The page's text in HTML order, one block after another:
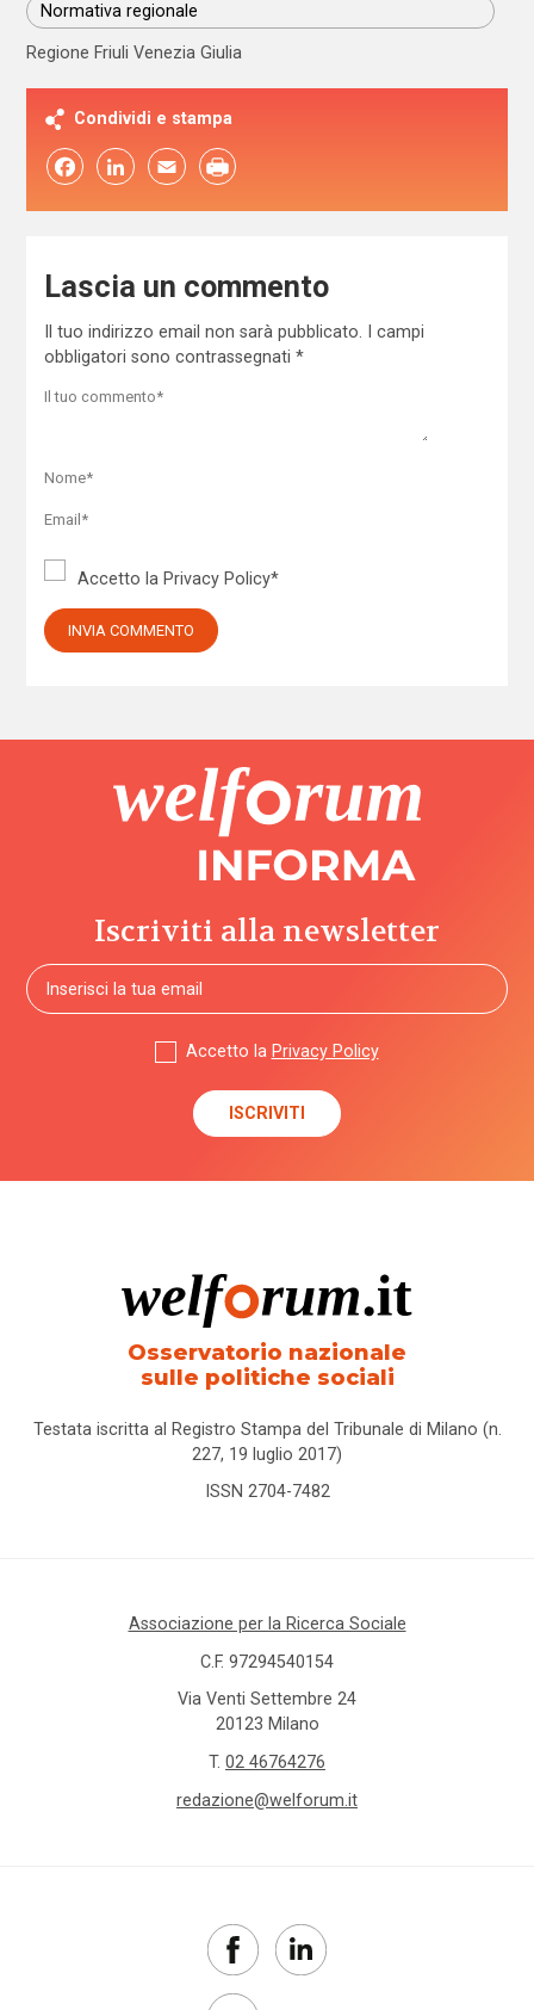
Normativa regionale
Regione Friuli Venezia Giulia
Condividi e stampa
FacebookLinkedIn Email
Lascia un commento
Il tuo indirizzo email non sarà pubblicato.
I campi
obbligatori sono contrassegnati *
Accetto la Privacy Policy*
Iscriviti alla newsletter
Accetto la Privacy Policy
Osservatorio nazionale
sulle politiche sociali
Testata iscritta al Registro Stampa del Tribunale di Milano (n.
227, 19 luglio 2017)
ISSN 2704-7482
Associazione per la Ricerca Sociale
C.F. 97294540154
Via Venti Settembre 24
20123 Milano
T. 02 46764276
redazione@welforum.it